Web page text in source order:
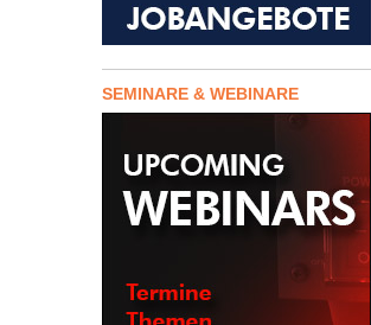
SEMINARE & WEBINARE